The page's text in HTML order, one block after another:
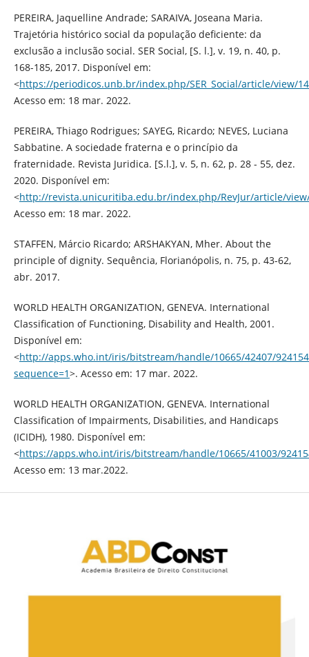
PEREIRA, Jaquelline Andrade; SARAIVA, Joseana Maria.
Trajetória histórico social da população deficiente: da
exclusão a inclusão social. SER Social, [S. l.], v. 19, n. 40, p.
168-185, 2017. Disponível em:
<https://periodicos.unb.br/index.php/SER_Social/article/view/
Acesso em: 18 mar. 2022.
PEREIRA, Thiago Rodrigues; SAYEG, Ricardo; NEVES, Luciana
Sabbatine. A sociedade fraterna e o princípio da
fraternidade. Revista Juridica. [S.l.], v. 5, n. 62, p. 28 - 55, dez.
2020. Disponível em:
<http://revista.unicuritiba.edu.br/index.php/RevJur/article/
Acesso em: 18 mar. 2022.
STAFFEN, Márcio Ricardo; ARSHAKYAN, Mher. About the
principle of dignity. Sequência, Florianópolis, n. 75, p. 43-62,
abr. 2017.
WORLD HEALTH ORGANIZATION, GENEVA. International
Classification of Functioning, Disability and Health, 2001.
Disponível em:
<http://apps.who.int/iris/bitstream/handle/10665/42407/
sequence=1>. Acesso em: 17 mar. 2022.
WORLD HEALTH ORGANIZATION, GENEVA. International
Classification of Impairments, Disabilities, and Handicaps
(ICIDH), 1980. Disponível em:
<https://apps.who.int/iris/bitstream/handle/10665/41003/
Acesso em: 13 mar.2022.